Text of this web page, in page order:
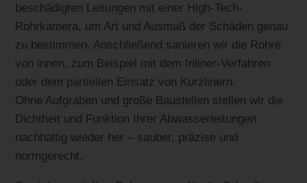
beschädigten Leitungen mit einer High-Tech-
Rohrkamera, um Art und Ausmaß der Schäden genau
zu bestimmen. Anschließend sanieren wir die Rohre
von innen, zum Beispiel mit dem Inliner-Verfahren
oder dem partiellen Einsatz von Kurzlinern.
Ohne Aufgraben und große Baustellen stellen wir die
Dichtheit und Funktion Ihrer Abwasserleitungen
nachhaltig wieder her – sauber, präzise und
normgerecht.